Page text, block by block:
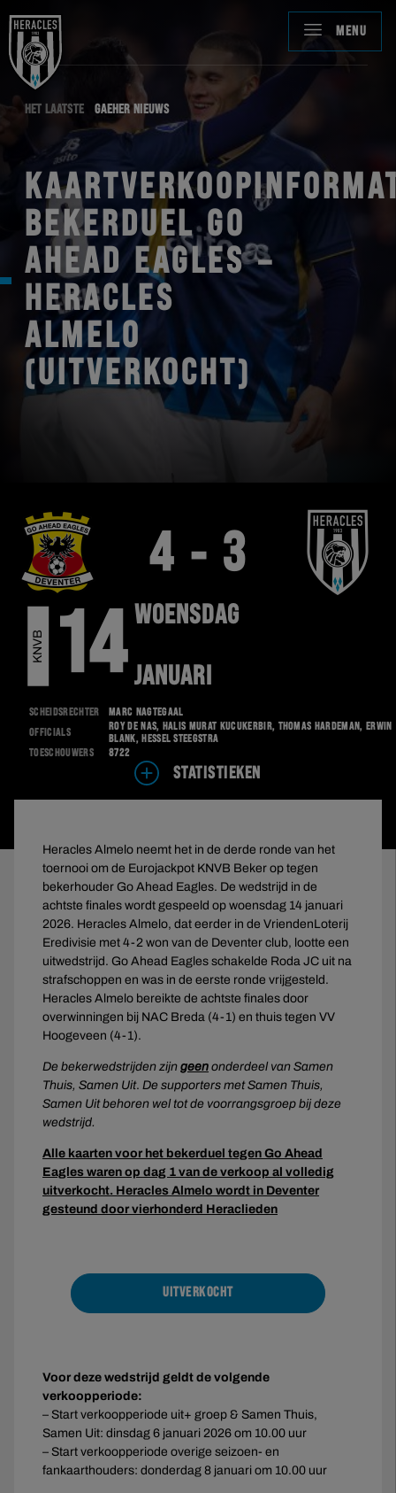
MENU
HET LAATSTE GAEHER NIEUWS
BEKERDUEL GO
AHEAD EAGLES –
HERACLES
ALMELO
(UITVERKOCHT)
K
N
V
B
B
E
K
E 14 WOENSDAG
JANUARI
4 - 3
Scheidsrechter
Marc Nagtegaal
Officials
Roy de Nas, Halis Murat Kucukerbir, Thomas Hardeman, Erwin
Blank, Hessel Steegstra
Toeschouwers
8722
STATISTIEKEN
Heracles Almelo neemt het in de derde ronde van het
toernooi om de Eurojackpot KNVB Beker op tegen
bekerhouder Go Ahead Eagles. De wedstrijd in de
achtste finales wordt gespeeld op woensdag 14 januari
2026. Heracles Almelo, dat eerder in de VriendenLoterij
Eredivisie met 4-2 won van de Deventer club, lootte een
uitwedstrijd. Go Ahead Eagles schakelde Roda JC uit na
strafschoppen en was in de eerste ronde vrijgesteld.
Heracles Almelo bereikte de achtste finales door
overwinningen bij NAC Breda (4-1) en thuis tegen VV
Hoogeveen (4-1).
De bekerwedstrijden zijn geen onderdeel van Samen
Thuis, Samen Uit. De supporters met Samen Thuis,
Samen Uit behoren wel tot de voorrangsgroep bij deze
wedstrijd.
Alle kaarten voor het bekerduel tegen Go Ahead
Eagles waren op dag 1 van de verkoop al volledig
uitverkocht. Heracles Almelo wordt in Deventer
gesteund door vierhonderd Heraclieden
UITVERKOCHT
Voor deze wedstrijd geldt de volgende
verkoopperiode:
– Start verkoopperiode uit+ groep & Samen Thuis,
Samen Uit: dinsdag 6 januari 2026 om 10.00 uur
– Start verkoopperiode overige seizoen- en
fankaarthouders: donderdag 8 januari om 10.00 uur